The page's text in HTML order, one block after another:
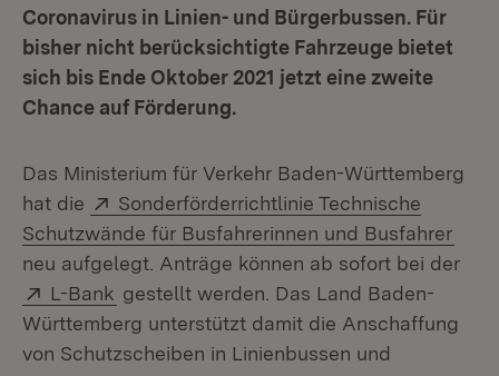
Coronavirus in Linien- und Bürgerbussen. Für
bisher nicht berücksichtigte Fahrzeuge bietet
sich bis Ende Oktober 2021 jetzt eine zweite
Chance auf Förderung.
Das Ministerium für Verkehr Baden-Württemberg
hat die
Extern:
Sonderförderrichtlinie Technische
Schutzwände für Busfahrerinnen und Busfahrer
neu aufgelegt. Anträge können ab sofort bei der
Extern:
L-Bank (Öffnet in neuem Fenster)
gestellt werden. Das Land Baden-
Württemberg unterstützt damit die Anschaffung
von Schutzscheiben in Linienbussen und